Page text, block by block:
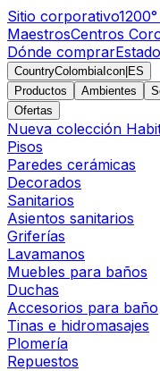
Sitio corporativo
MaestrosCentros
Dónde comprar
CountryColombiaIcon ES
Productos
Ambientes
Ofertas
Nueva colección
Pisos
Paredes cerámicas
Decorados
Sanitarios
Asientos sanitarios
Griferías
Lavamanos
Muebles para baños
Duchas
Accesorios para baño
Tinas e hidromasajes
Plomería
Repuestos